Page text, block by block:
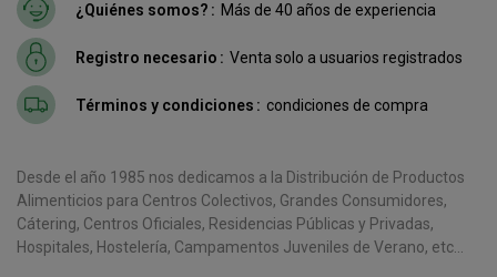
¿Quiénes somos? Más de 40 años de experiencia
Registro necesario Venta solo a usuarios registrados
Términos y condiciones condiciones de compra
Desde el año 1985 nos dedicamos a la Distribución de Productos
Alimenticios para Centros Colectivos, Grandes Consumidores,
Cátering, Centros Oficiales, Residencias Públicas y Privadas,
Hospitales, Hostelería, Campamentos Juveniles de Verano, etc...